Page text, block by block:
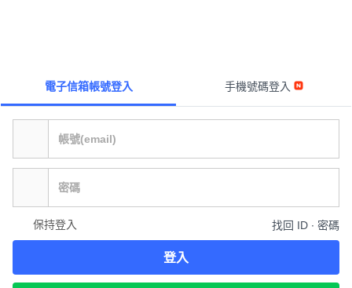
電子信箱帳號登入 手機號碼登入
保持登入 找回 ID ∙ 密碼
登入